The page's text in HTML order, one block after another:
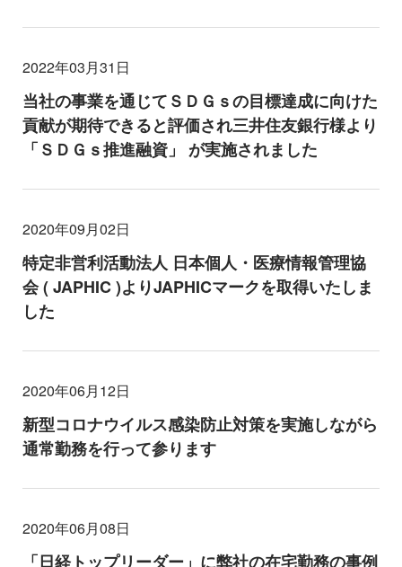
2022年03月31日
当社の事業を通じてＳＤＧｓの目標達成に向けた
貢献が期待できると評価され三井住友銀行様より
「ＳＤＧｓ推進融資」 が実施されました
2020年09月02日
特定非営利活動法人 日本個人・医療情報管理協
会 ( JAPHIC )よりJAPHICマークを取得いたしま
した
2020年06月12日
新型コロナウイルス感染防止対策を実施しながら
通常勤務を行って参ります
2020年06月08日
「日経トップリーダー」に弊社の在宅勤務の事例